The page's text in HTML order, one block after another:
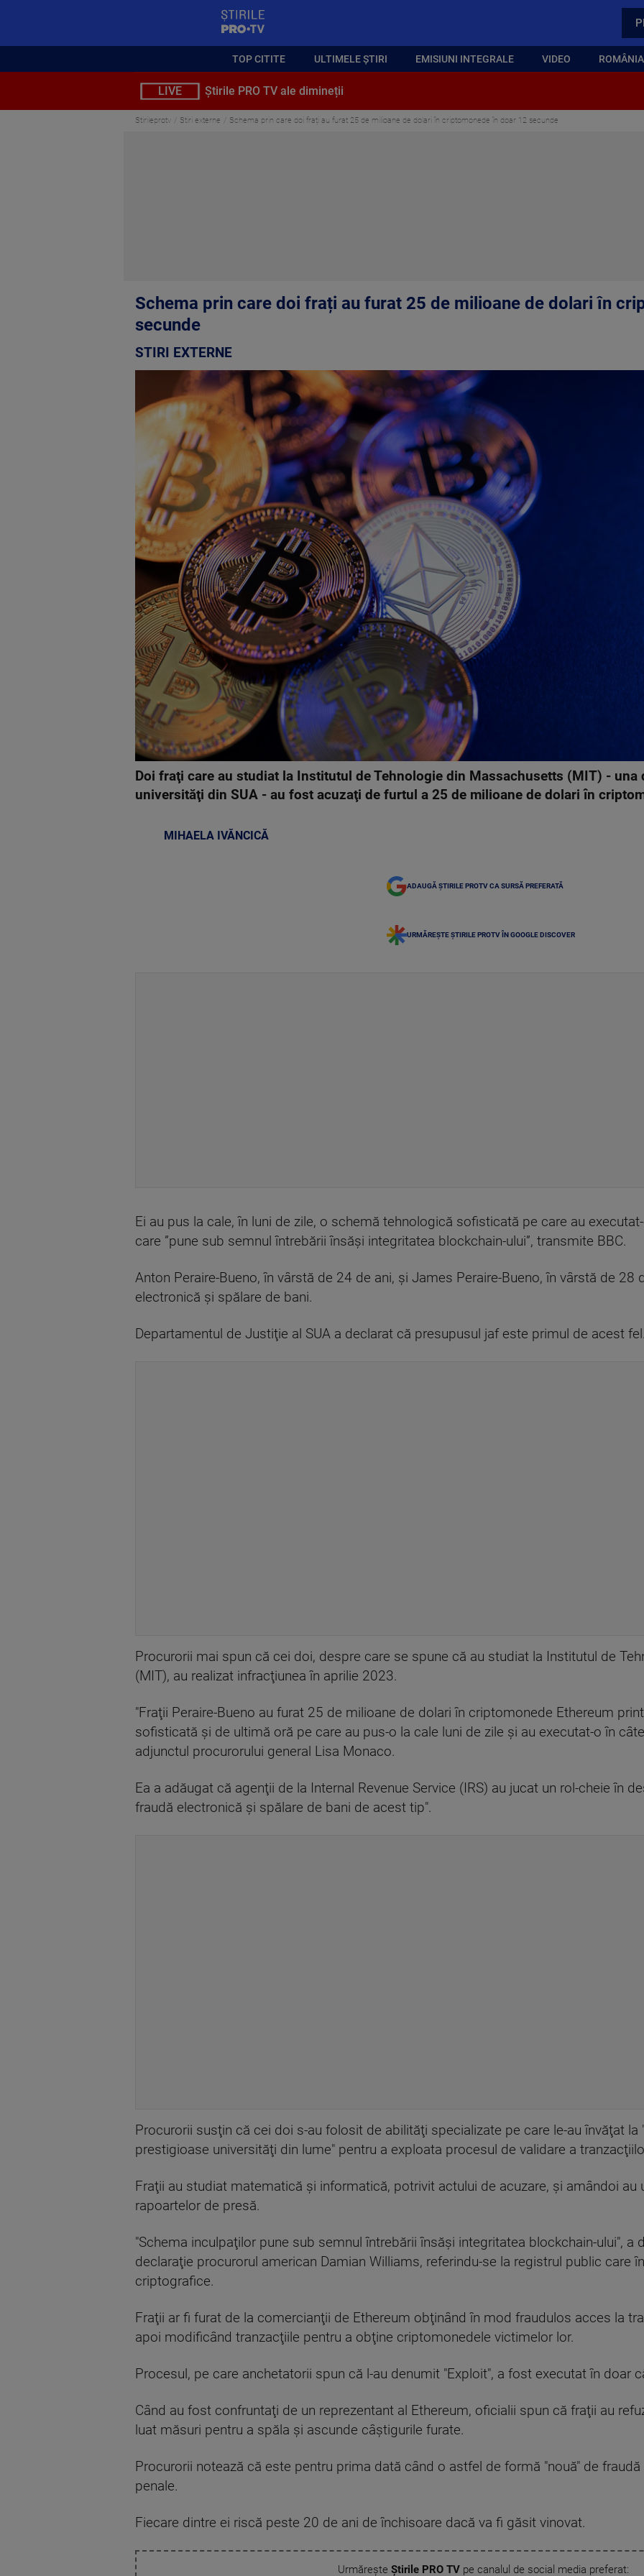
TOP CITITE ULTIMELE ȘTIRI EMISIUNI INTEGRALE VIDEO
LIVE Știrile PRO TV ale dimineții
Stirileprotv Stiri externe Schema prin care doi frați au furat 25 de milioane de dolari în criptomonede în doar 12 secunde
Schema prin care doi frați au furat 25 de milioane de dolari în
secunde
STIRI EXTERNE
Doi fraţi care au studiat la Institutul de Tehnologie din Massachusetts (MIT) -
universităţi din SUA - au fost acuzaţi de furtul a 25 de milioane de dolari în
MIHAELA IVĂNCICĂ
ADAUGĂ ȘTIRILE PROTV CA SURSĂ PREFERATĂ
URMĂREȘTE ȘTIRILE PROTV ÎN GOOGLE DISCOVER
Ei au pus la cale, în luni de zile, o schemă tehnologică sofisticată pe care au
care ”pune sub semnul întrebării însăşi integritatea blockchain-ului”, transmite BBC.
Anton Peraire-Bueno, în vârstă de 24 de ani, şi James Peraire-Bueno, în vârstă de 28
electronică şi spălare de bani.
Departamentul de Justiţie al SUA a declarat că presupusul jaf este primul de acest
Procurorii mai spun că cei doi, despre care se spune că au studiat la Institutul de
(MIT), au realizat infracţiunea în aprilie 2023.
"Fraţii Peraire-Bueno au furat 25 de milioane de dolari în criptomonede Ethereum
sofisticată şi de ultimă oră pe care au pus-o la cale luni de zile şi au executat-o în
adjunctul procurorului general Lisa Monaco.
Ea a adăugat că agenţii de la Internal Revenue Service (IRS) au jucat un rol-cheie în
fraudă electronică şi spălare de bani de acest tip".
Procurorii susţin că cei doi s-au folosit de abilităţi specializate pe care le-au învăţat la
prestigioase universităţi din lume" pentru a exploata procesul de validare a
Fraţii au studiat matematică şi informatică, potrivit actului de acuzare, şi amândoi au
rapoartelor de presă.
"Schema inculpaţilor pune sub semnul întrebării însăşi integritatea blockchain-ului", a
declaraţie procurorul american Damian Williams, referindu-se la registrul public care
criptografice.
Fraţii ar fi furat de la comercianţii de Ethereum obţinând în mod fraudulos acces la
apoi modificând tranzacţiile pentru a obţine criptomonedele victimelor lor.
Procesul, pe care anchetatorii spun că l-au denumit "Exploit", a fost executat în doar
Când au fost confruntaţi de un reprezentant al Ethereum, oficialii spun că fraţii au
luat măsuri pentru a spăla şi ascunde câştigurile furate.
Procurorii notează că este pentru prima dată când o astfel de formă "nouă" de
penale.
Fiecare dintre ei riscă peste 20 de ani de închisoare dacă va fi găsit vinovat.
Urmărește Știrile PRO TVpe canalul de social media preferat: